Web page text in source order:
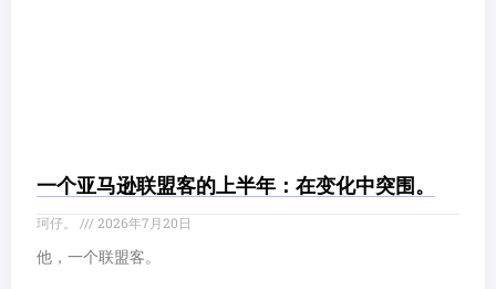
一个亚马逊联盟客的上半年：在变化中突围。
珂仔。
2026年7月20日
他，一个联盟客。